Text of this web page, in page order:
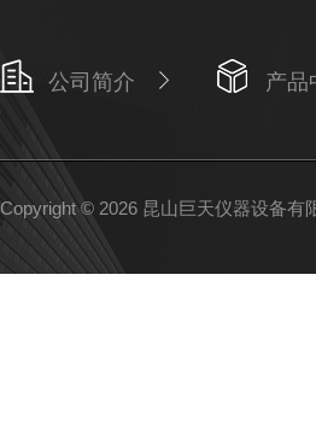
公司简介 产品
Copyright © 2026 昆山巨天仪器设备有